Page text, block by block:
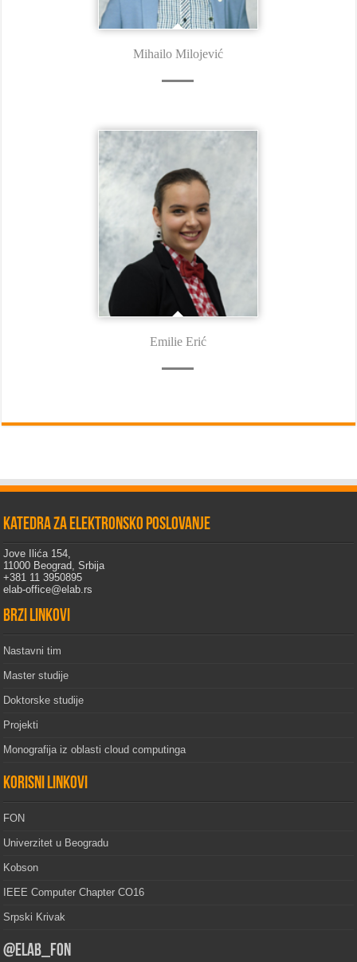
Mihailo Milojević
Emilie Erić
Katedra za elektronsko poslovanje
Jove Ilića 154,
11000 Beograd, Srbija
+381 11 3950895
elab-office@elab.rs
Brzi linkovi
Nastavni tim
Master studije
Doktorske studije
Projekti
Monografija iz oblasti cloud computinga
Korisni linkovi
FON
Univerzitet u Beogradu
Kobson
IEEE Computer Chapter CO16
Srpski Krivak
@elab_fon